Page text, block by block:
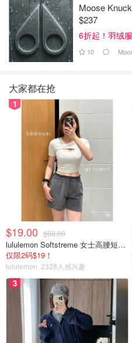
Moose
$237
6折起！羽绒
10
大家都在抢
1
$19.00 $88.00
lululemon Softstreme 女士高腰短裤 10cm
仅限2码$19！
lululemon 2328人感兴趣
3